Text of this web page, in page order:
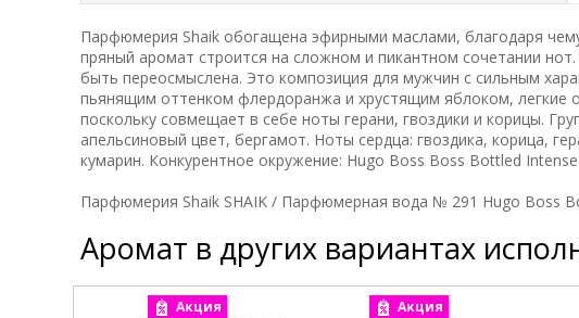
Парфюмерия Shaik обогащена эфирными маслами, благодаря
пряный аромат строится на сложном и пикантном сочетании
быть переосмыслена. Это композиция для мужчин с сильным
пьянящим оттенком флердоранжа и хрустящим яблоком, легкие
поскольку совмещает в себе ноты герани, гвоздики и корицы.
апельсиновый цвет, бергамот. Ноты сердца: гвоздика, корица,
кумарин. Конкурентное окружение: Hugo Boss Boss Bottled Intense
Парфюмерия Shaik SHAIK / Парфюмерная вода № 291 Hugo Boss
Аромат в других вариантах
Акция Акция